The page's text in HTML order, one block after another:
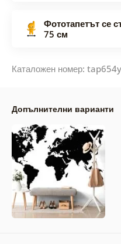
Фототапетът се
75 см
Каталожен номер:
Допълнителни варианти